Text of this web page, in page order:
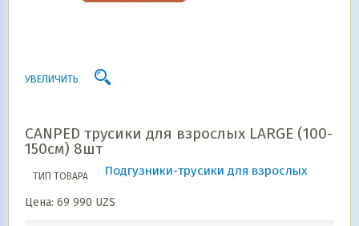
УВЕЛИЧИТЬ
CANPED трусики для взрослых LARGE (100-
150см) 8шт
ТИП ТОВАРА Подгузники-трусики для взрослых
Цена: 69 990 UZS